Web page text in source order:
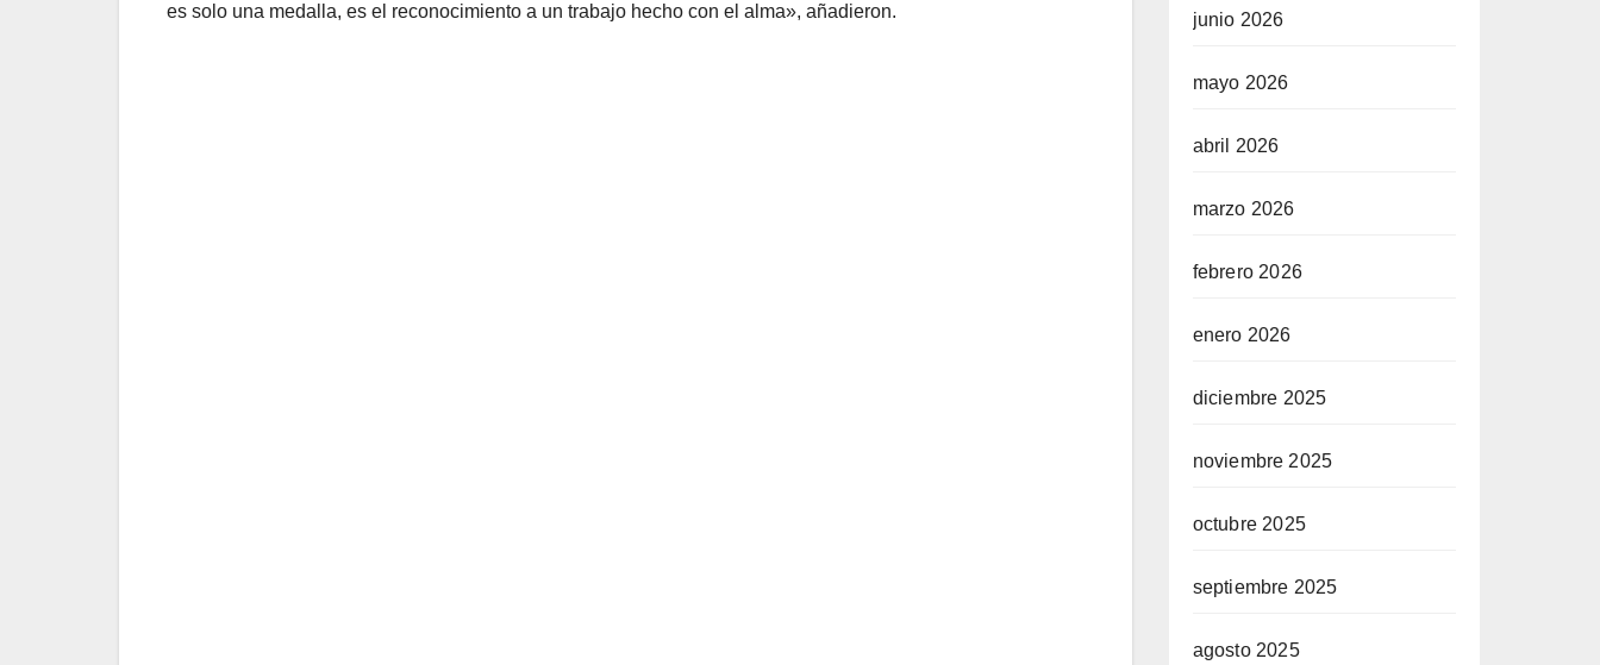
es solo una medalla, es el reconocimiento a un trabajo hecho con el alma», añadieron.
junio 2026
mayo 2026
abril 2026
marzo 2026
febrero 2026
enero 2026
diciembre 2025
noviembre 2025
octubre 2025
septiembre 2025
agosto 2025